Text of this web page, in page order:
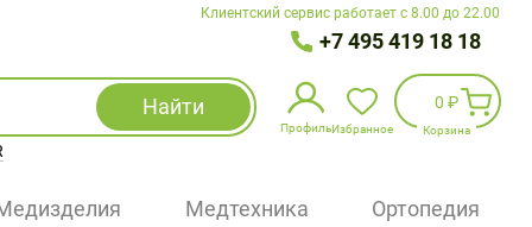
Клиентский сервис работает с 8.00 до 22.00
+7 495 419 18 18
Найти
Профиль
Избранное
Избранное
0 ₽
Корзина
Медтехника Ортопедия